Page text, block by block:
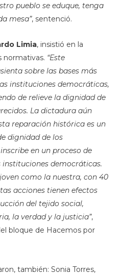
pueblo se eduque, tenga
mesa”, sentenció.
Limia, insistió en la
normativas. “Este
sobre las bases más
instituciones democráticas,
de relieve la dignidad de
La dictadura aún
reparación histórica es un
dignidad de los
en un proceso de
democráticas.
como la nuestra, con 40
acciones tienen efectos
del tejido social,
la verdad y la justicia”,
bloque de Hacemos por
también: Sonia Torres,